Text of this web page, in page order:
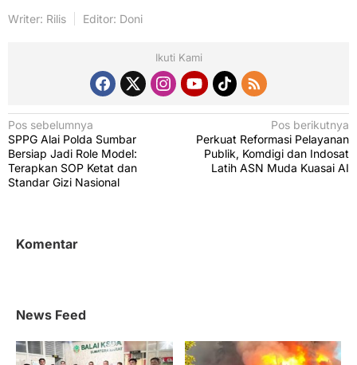
Writer: Rilis Editor: Doni
Ikuti Kami
N
a
v
i
a
p
s
Pos sebelumnya
SPPG Alai Polda Sumbar
Bersiap Jadi Role Model:
Terapkan SOP Ketat dan
Standar Gizi Nasional
Pos berikutnya
Perkuat Reformasi Pelayanan
Publik, Komdigi dan Indosat
Latih ASN Muda Kuasai AI
Komentar
News Feed